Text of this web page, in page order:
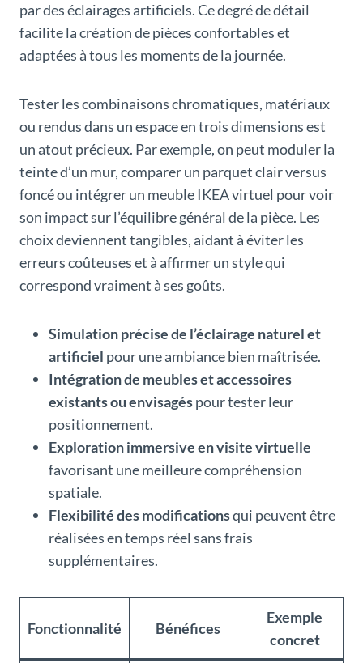
par des éclairages artificiels. Ce degré de détail
facilite la création de pièces confortables et
adaptées à tous les moments de la journée.
Tester les combinaisons chromatiques, matériaux
ou rendus dans un espace en trois dimensions est
un atout précieux. Par exemple, on peut moduler la
teinte d’un mur, comparer un parquet clair versus
foncé ou intégrer un meuble IKEA virtuel pour voir
son impact sur l’équilibre général de la pièce. Les
choix deviennent tangibles, aidant à éviter les
erreurs coûteuses et à affirmer un style qui
correspond vraiment à ses goûts.
Simulation précise de l’éclairage naturel et
artificiel pour une ambiance bien maîtrisée.
Intégration de meubles et accessoires
existants ou envisagéspour tester leur
positionnement.
Exploration immersive en visite virtuelle
favorisant une meilleure compréhension
spatiale.
Flexibilité des modificationsqui peuvent être
réalisées en temps réel sans frais
supplémentaires.
Fonctionnalité Bénéfices
Exemple
concret